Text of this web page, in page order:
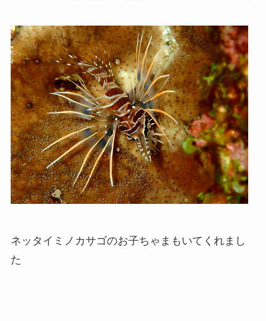
ネッタイミノカサゴのお子ちゃまもいてくれまし
た